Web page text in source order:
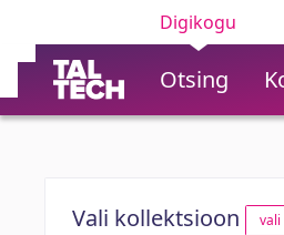
Digikogu
Otsing
Vali kollektsioon vali